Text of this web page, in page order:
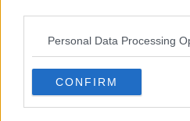
Personal Data Processing
CONFIRM
Lavoro a Turni16
Tipologia Contratto
Lavoro a Tempo Determinato
Lavoro a Tempo
Apprendistato